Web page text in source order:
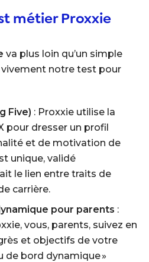
métier Proxxie
va plus loin qu’un simple
notre test pour
Five) : Proxxie utilise la
pour dresser un profil
et de motivation de
unique, validé
le lien entre traits de
carrière.
pour parents :
vous, parents, suivez en
et objectifs de votre
de bord dynamique »